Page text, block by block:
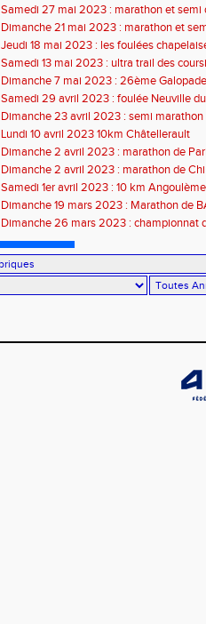
Samedi 27 mai 2023 : marathon et semi
Dimanche 21 mai 2023 : marathon et
Jeudi 18 mai 2023 : les foulées
Samedi 13 mai 2023 : ultra trail des
Dimanche 7 mai 2023 : 26ème
Samedi 29 avril 2023 : foulée Neuville
Dimanche 23 avril 2023 : semi marathon
Lundi 10 avril 2023 10km Châtellerault
Dimanche 2 avril 2023 : marathon de
Dimanche 2 avril 2023 : marathon de
Samedi 1er avril 2023 : 10 km Angoulème
Dimanche 19 mars 2023 : Marathon de
Dimanche 26 mars 2023 : championnat